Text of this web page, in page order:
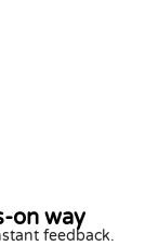
on way
feedback.